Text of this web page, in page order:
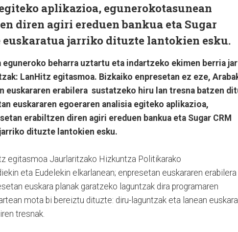
aplikazioa, egunerokotasunean
diren agiri ereduen bankua eta Sugar
euskaratua jarriko dituzte lantokien esku.
eguneroko beharra uztartu eta indartzeko ekimen berria
LanHitz egitasmoa. Bizkaiko enpresetan ez eze,
euskararen erabilera sustatzeko hiru lan tresna batzen
euskararen egoeraren analisia egiteko aplikazioa,
erabiltzen diren agiri ereduen bankua eta Sugar CRM
dituzte lantokien esku.
egitasmoa Jaurlaritzako Hizkuntza Politikarako
eta Eudelekin elkarlanean; enpresetan euskararen erabilera
euskara planak garatzeko laguntzak dira programaren
mota bi bereiztu dituzte: diru-laguntzak eta lanean
tresnak.